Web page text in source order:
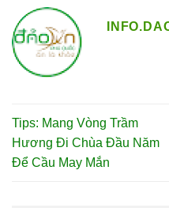
Tips: Mang Vòng Trầm
Hương Đi Chùa Đầu Năm
Để Cầu May Mắn